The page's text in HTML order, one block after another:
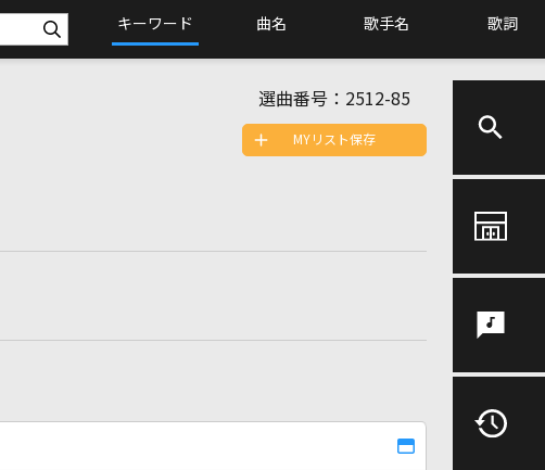
キーワード 曲名 歌手名 歌詞
選曲番号： 2512-85
MYリスト保存